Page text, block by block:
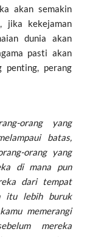
akan semakin
, jika kekejaman
dunia akan
pasti akan
penting, perang
orang yang
batas,
orang yang
di mana pun
dari tempat
itu lebih buruk
memerangi
mereka